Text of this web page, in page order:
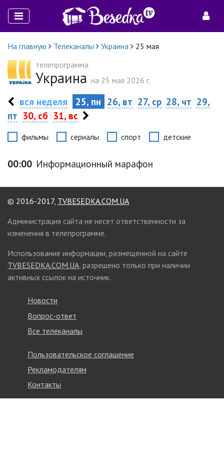
На главную Телеканалы Украина
25 мая
телепрограмма
Украина на 25 мая 2026 г.
вся неделя 25, пн 26, вт 27, ср 28, чт 29,
пт 30, сб 31, вс
фильмы сериалы спорт детские
00:00 Информационный марафон
© 2016-2017, TVBESEDKA.COM.UA
Администрация сайта не несет ответственности за
изменения в телепрограмме.
Использование информации, размещенной на сайте
TVBESEDKA.COM.UA, разрешено только при наличии
активных ссылок на источник.
Новости
Вопрос-ответ
Все телеканалы
Пользовательское соглашение
Рекламодателям
Контакты